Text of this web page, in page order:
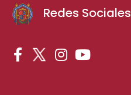
Redes Sociales